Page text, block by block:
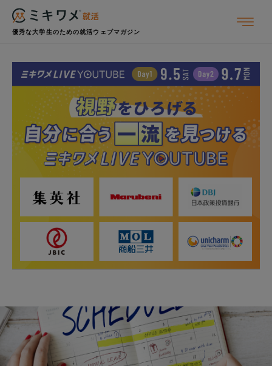
優秀な大学生のための就活ウェブマガジン